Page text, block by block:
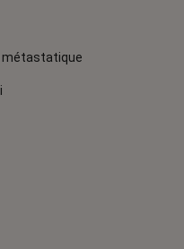
métastatique